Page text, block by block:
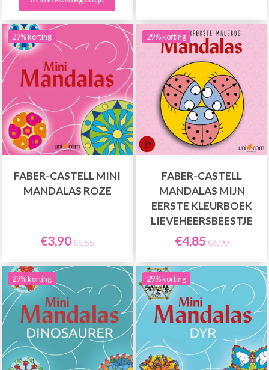
29% korting
FABER-CASTELL MINI
MANDALAS ROZE
€3,90€5,55
29% korting
FABER-CASTELL
MANDALAS MIJN
EERSTE KLEURBOEK
LIEVEHEERSBEESTJE
€4,85 €6,90
29% korting 29% korting